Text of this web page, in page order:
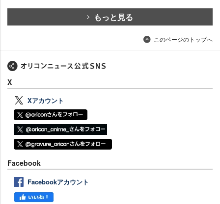
もっと見る
このページのトップへ
X
Xアカウント
Facebook
Facebookアカウント